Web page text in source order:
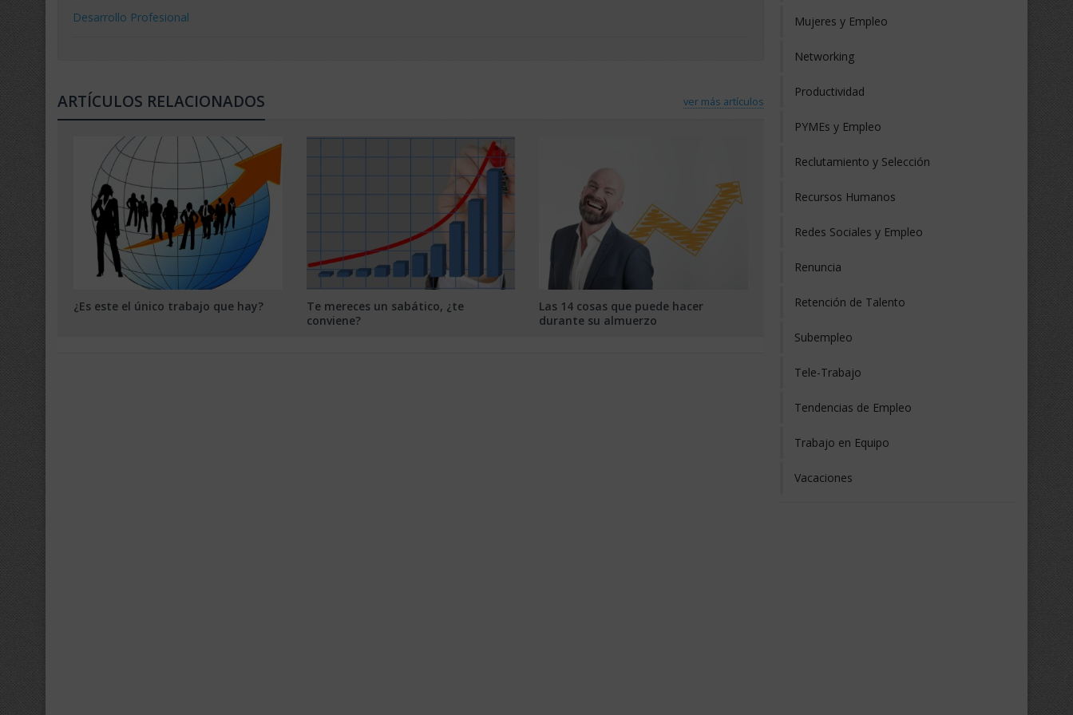
Desarrollo Profesional
ver más artículos
ARTÍCULOS RELACIONADOS
¿Es este el único trabajo que hay?
Te mereces un sabático, ¿te
conviene?
Las 14 cosas que puede hacer
durante su almuerzo
Mujeres y Empleo
Networking
Productividad
PYMEs y Empleo
Reclutamiento y Selección
Recursos Humanos
Redes Sociales y Empleo
Renuncia
Retención de Talento
Subempleo
Tele-Trabajo
Tendencias de Empleo
Trabajo en Equipo
Vacaciones